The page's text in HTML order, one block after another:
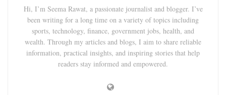
Hi, I’m Seema Rawat, a passionate journalist and blogger. I’ve
been writing for a long time on a variety of topics including
sports, technology, finance, government jobs, health, and
wealth. Through my articles and blogs, I aim to share reliable
information, practical insights, and inspiring stories that help
readers stay informed and empowered.